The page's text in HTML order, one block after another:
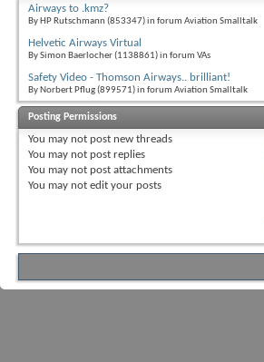
Airways to .kmz?
By HP Rutschmann (853347) in forum Aviation Smalltalk
Helvetic Airways Virtual
By Simon Baerlocher (1138861) in forum VAs
Safety Video - Thomson Airways.. brilliant!
By Norbert Pflug (899571) in forum Aviation Smalltalk
Posting Permissions
You may not post new threads
You may not post replies
You may not post attachments
You may not edit your posts